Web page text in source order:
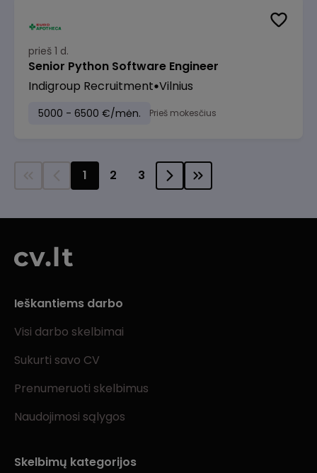
prieš 1 d.
Senior Python Software Engineer
Indigroup Recruitment Vilnius
5000 - 6500 €/mėn. Prieš mokesčius
1 2 3
Ieškantiems darbo
Visi darbo skelbimai
Sukurti savo CV
Prenumeruoti skelbimus
Naudojimosi sąlygos
Skelbimų kategorijos